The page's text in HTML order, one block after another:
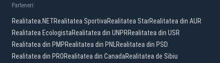
Parteneri:
Realitatea.NETRealitatea SportivaRealitatea StarRealitatea din AUR
Realitatea EcologistaRealitatea din UNPRRealitatea din USR
Realitatea din PMPRealitatea din PNLRealitatea din PSD
Realitatea din PRORealitatea din CanadaRealitatea de Sibiu